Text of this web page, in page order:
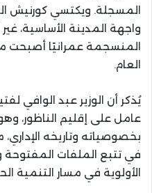
المسجلة. ويكتسي كورنيش
واجهة المدينة الأساسية،
المنسجمة عمرانيًا أصبحت
العام.
يُذكر أن الوزير عبد
عامل على إقليم الناظور،
بخصوصياته وتاريخه الإداري،
في تتبع الملفات المفتوحة
الأولوية في مسار التنمية